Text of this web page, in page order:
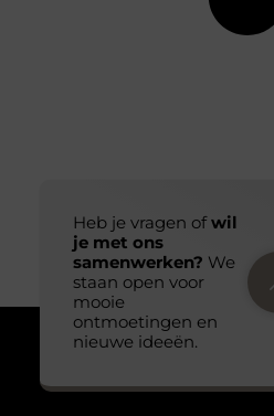
Heb je vragen ofwil
je met ons
samenwerken? We
staan open voor
mooie
ontmoetingen en
nieuwe ideeën.